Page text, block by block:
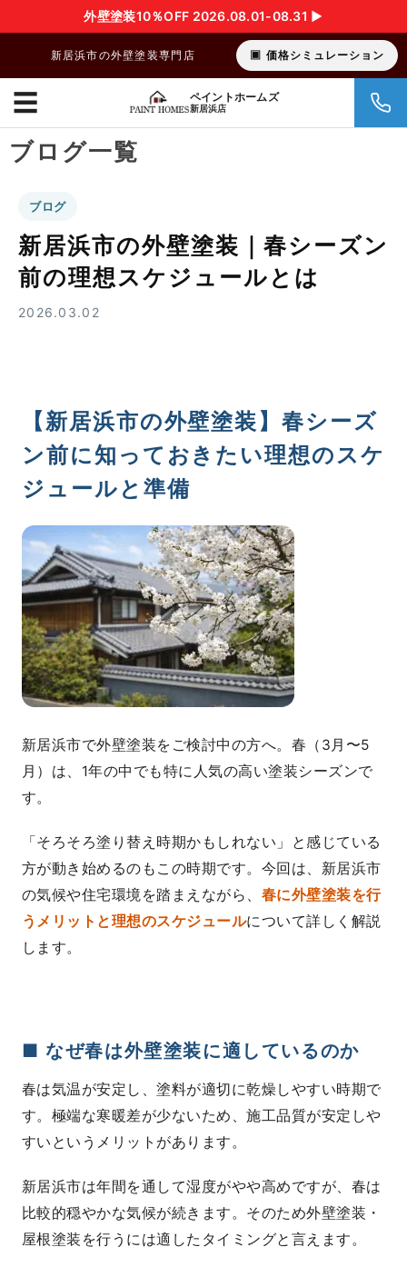
外壁塗装10％OFF 2026.08.01-08.31 ▶︎
新居浜市の外壁塗装専門店 価格シミュレーション
ペイントホームズ
新居浜店
☰
ブログ一覧
ブログ
新居浜市の外壁塗装｜春シーズン
前の理想スケジュールとは
2026.03.02
【新居浜市の外壁塗装】春シーズ
ン前に知っておきたい理想のスケ
ジュールと準備
新居浜市で外壁塗装をご検討中の方へ。春（3月〜5
月）は、1年の中でも特に人気の高い塗装シーズンで
す。
「そろそろ塗り替え時期かもしれない」と感じている
方が動き始めるのもこの時期です。今回は、新居浜市
の気候や住宅環境を踏まえながら、 春に外壁塗装を行
うメリットと理想のスケジュールについて詳しく解説
します。
■ なぜ春は外壁塗装に適しているのか
春は気温が安定し、塗料が適切に乾燥しやすい時期で
す。極端な寒暖差が少ないため、施工品質が安定しや
すいというメリットがあります。
新居浜市は年間を通して湿度がやや高めですが、春は
比較的穏やかな気候が続きます。そのため外壁塗装・
屋根塗装を行うには適したタイミングと言えます。